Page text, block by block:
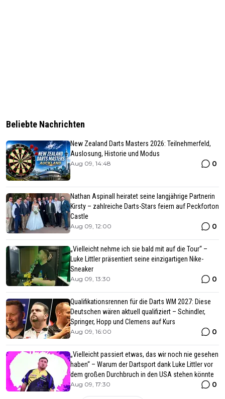
Beliebte Nachrichten
New Zealand Darts Masters 2026: Teilnehmerfeld,
Auslosung, Historie und Modus
Aug 09, 14:48 0
Nathan Aspinall heiratet seine langjährige Partnerin
Kirsty – zahlreiche Darts-Stars feiern auf Peckforton
Castle
Aug 09, 12:00 0
„Vielleicht nehme ich sie bald mit auf die Tour“ –
Luke Littler präsentiert seine einzigartigen Nike-
Sneaker
Aug 09, 13:30 0
Qualifikationsrennen für die Darts WM 2027: Diese
Deutschen wären aktuell qualifiziert – Schindler,
Springer, Hopp und Clemens auf Kurs
Aug 09, 16:00 0
„Vielleicht passiert etwas, das wir noch nie gesehen
haben“ – Warum der Dartsport dank Luke Littler vor
dem großen Durchbruch in den USA stehen könnte
Aug 09, 17:30 0